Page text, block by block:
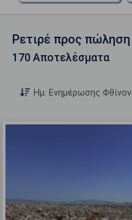
Ρετιρέ προς πώληση
170 Αποτελέσματα
Ημ. Ενημέρωσης Φθίνον